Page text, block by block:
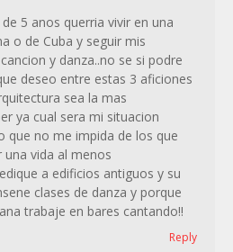
5 anos querria vivir en una
o de Cuba y seguir mis
y danza..no se si podre
deseo entre estas 3 aficiones
sea la mas
ya cual sera mi situacion
que no me impida de los que
vida al menos
a edificios antiguos y su
clases de danza y porque
trabaje en bares cantando!!
Reply